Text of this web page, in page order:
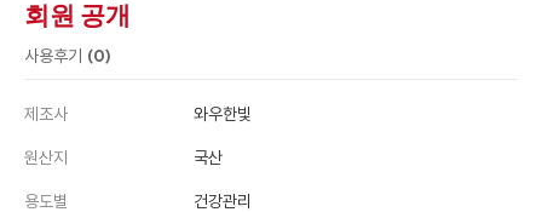
회원 공개
사용후기 (0)
제조사 와우한빛
원산지 국산
용도별 건강관리